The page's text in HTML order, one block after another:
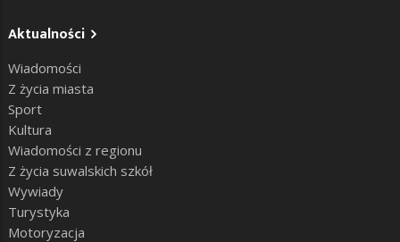
Aktualności
Wiadomości
Z życia miasta
Sport
Kultura
Wiadomości z regionu
Z życia suwalskich szkół
Wywiady
Turystyka
Motoryzacja